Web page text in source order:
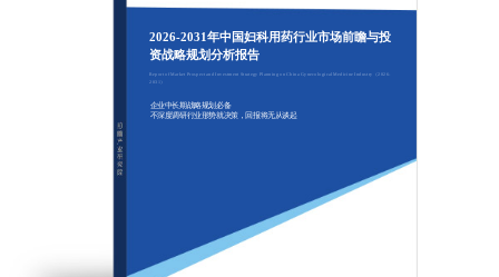
2026-2031年中国妇科用药行业市场前瞻与投
资战略规划分析报告
Report of Market Prospect and Investment Strategy Planning on China Gynecological Medicine Industry（2026-
2031）
企业中长期战略规划必备
不深度调研行业形势就决策，回报将无从谈起